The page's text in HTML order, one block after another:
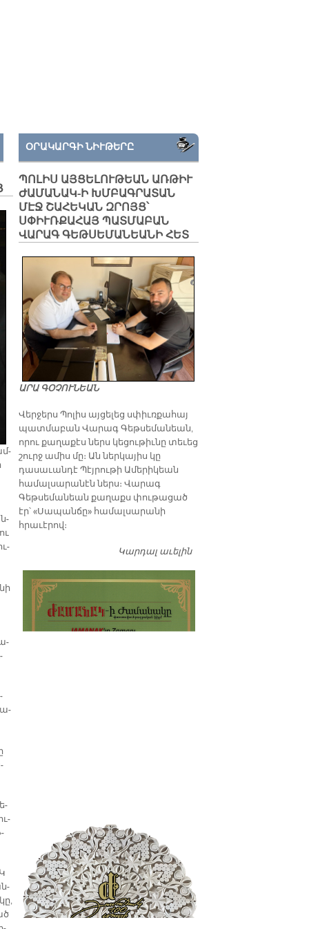
ե­
ՕՐԱԿԱՐԳԻ ՆԻՒԹԵՐԸ
ՊՈԼԻՍ ԱՅՑԵԼՈՒԹԵԱՆ ԱՌԹԻՒ
ԺԱՄԱՆԱԿ-Ի ԽՄԲԱԳՐԱՏԱՆ
ՄԷՋ ՇԱՀԵԿԱՆ ԶՐՈՅՑ՝
ՍՓԻՒՌՔԱՀԱՅ ՊԱՏՄԱԲԱՆ
ՎԱՐԱԳ ԳԵԹՍԵՄԱՆԵԱՆԻ ՀԵՏ
ԱՐԱ ԳՕՉՈՒՆԵԱՆ
Վերջերս Պոլիս այցելեց սփիւռքահայ
պատմաբան Վարագ Գեթսեմանեան,
որու քաղաքէս ներս կեցութիւնը տեւեց
շուրջ ամիս մը։ Ան ներկայիս կը
դասաւանդէ Պէյրութի Ամերիկեան
համալսարանէն ներս։ Վարագ
Գեթսեմանեան քաղաքս փութացած
էր՝ «Սապանճը» համալսարանի
հրաւէրով։
Կարդալ աւելինՊոլիս այցելութեան
Գեթսեմանեանի հետ